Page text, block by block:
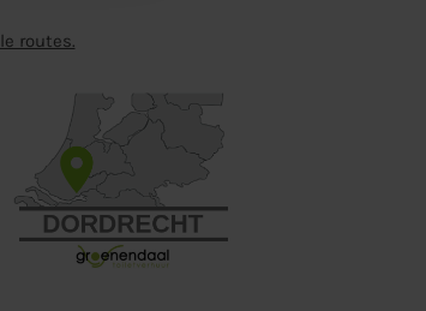
routes.